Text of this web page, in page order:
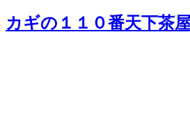
カギの１１０番天下茶